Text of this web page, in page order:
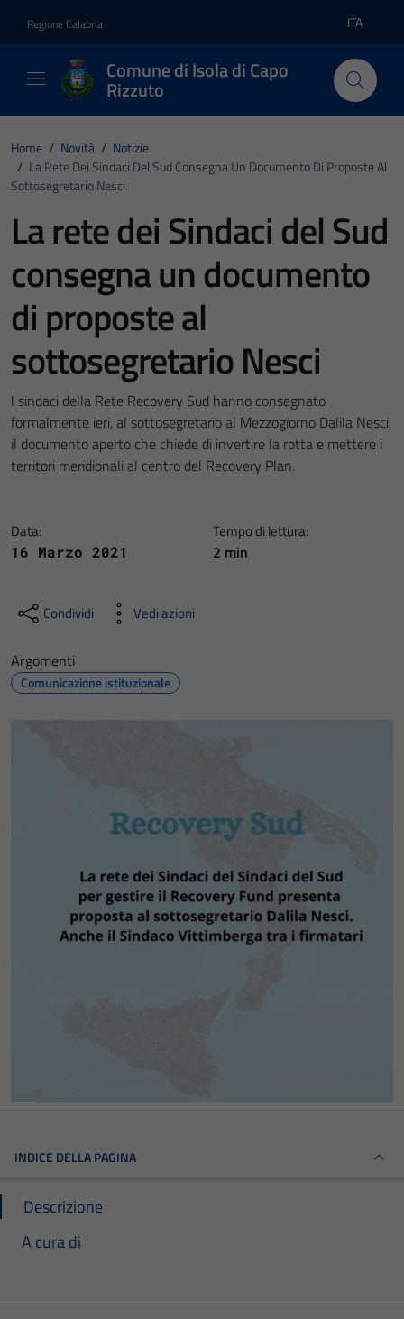
Regione Calabria Lingua
ITA
Comune di Isola di Capo
Rizzuto
Home / Novità / Notizie
/ La Rete Dei Sindaci Del Sud Consegna Un Documento Di Proposte Al
Sottosegretario Nesci
La rete dei Sindaci del Sud
consegna un documento
di proposte al
sottosegretario Nesci
I sindaci della Rete Recovery Sud hanno consegnato
formalmente ieri, al sottosegretario al Mezzogiorno Dalila Nesci,
il documento aperto che chiede di invertire la rotta e mettere i
territori meridionali al centro del Recovery Plan.
Data:
16 Marzo 2021
Tempo di lettura:
2 min
Condividi Vedi azioni
Argomenti
Comunicazione istituzionale
INDICE DELLA PAGINA
Descrizione
A cura di